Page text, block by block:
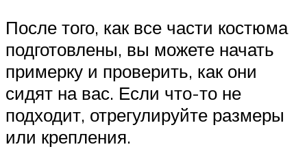
После того, как все части костюма
подготовлены, вы можете начать
примерку и проверить, как они
сидят на вас. Если что-то не
подходит, отрегулируйте размеры
или крепления.